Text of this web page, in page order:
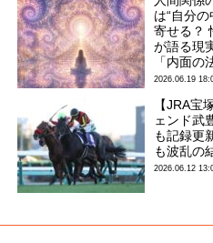
は“自分
寄せる？
が語る現
「内面の
2026.06.19
【JRA宝
ェンド武
も記録更
も波乱の
2026.06.12